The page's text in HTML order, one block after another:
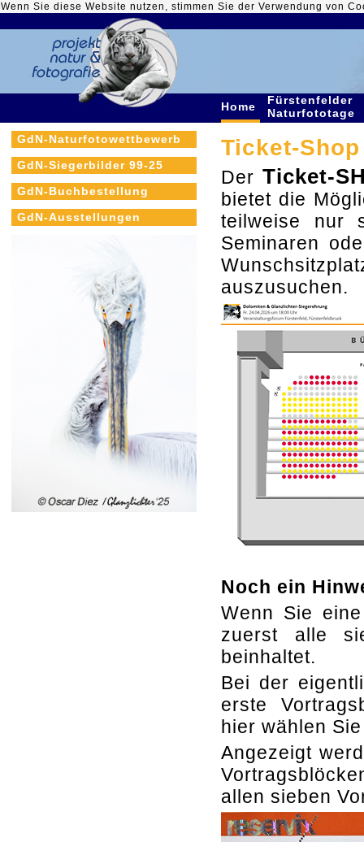
Wenn Sie diese Website nutzen, stimmen Sie der Verwendung von
Home
Fürstenfelder
Naturfototage
GdN-Naturfotowettbewerb
GdN-Siegerbilder 99-25
GdN-Buchbestellung
GdN-Ausstellungen
Ticket-
DerTicket-
bietet die
teilweise nur
Seminaren
auszusuchen.
Noch ein
Wenn Sie
zuerst alle
beinhaltet.
Bei der
erste
hier wählen
Angezeigt
allen sieben